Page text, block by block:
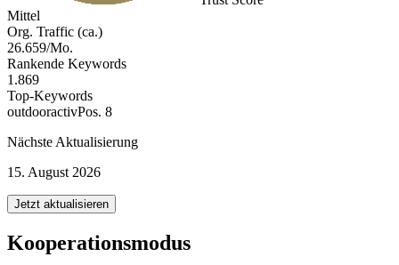
Mittel
Org. Traffic (ca.)
26.659/Mo.
Rankende Keywords
1.869
Top-Keywords
outdooractivPos. 8
Nächste Aktualisierung
15. August 2026
Jetzt aktualisieren
Kooperationsmodus